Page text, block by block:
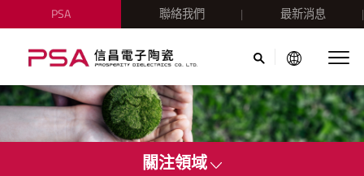
PSA 聯絡我們 最新消息
關注領域